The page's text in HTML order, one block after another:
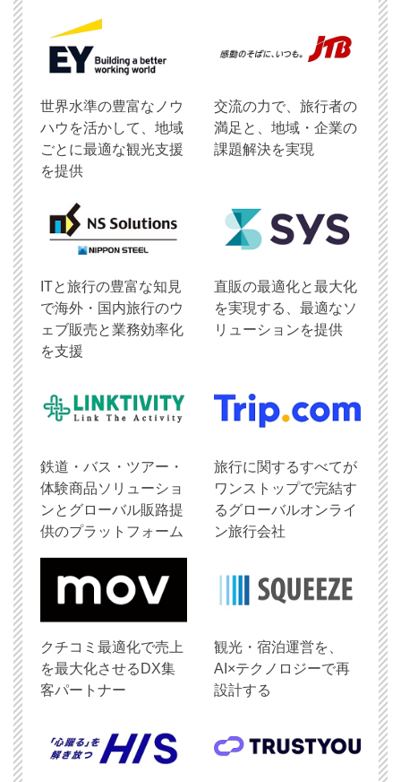
世界水準の豊富なノウ
ハウを活かして、地域
ごとに最適な観光支援
を提供
交流の力で、旅行者の
満足と、地域・企業の
課題解決を実現
ITと旅行の豊富な知見
で海外・国内旅行のウ
ェブ販売と業務効率化
を支援
直販の最適化と最大化
を実現する、最適なソ
リューションを提供
鉄道・バス・ツアー・
体験商品ソリューショ
ンとグローバル販路提
供のプラットフォーム
旅行に関するすべてが
ワンストップで完結す
るグローバルオンライ
ン旅行会社
クチコミ最適化で売上
を最大化させるDX集
客パートナー
観光・宿泊運営を、
AI×テクノロジーで再
設計する